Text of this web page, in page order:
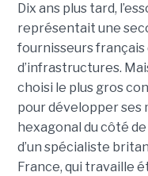
Dix ans plus tard,
représentait une
fournisseurs français
d’infrastructures.
choisi le plus gros
pour développer ses
hexagonal du côté de
d’un spécialiste
France, qui travaille